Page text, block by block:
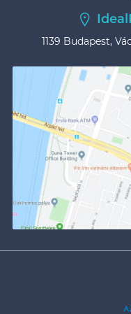
1139 Budapest,